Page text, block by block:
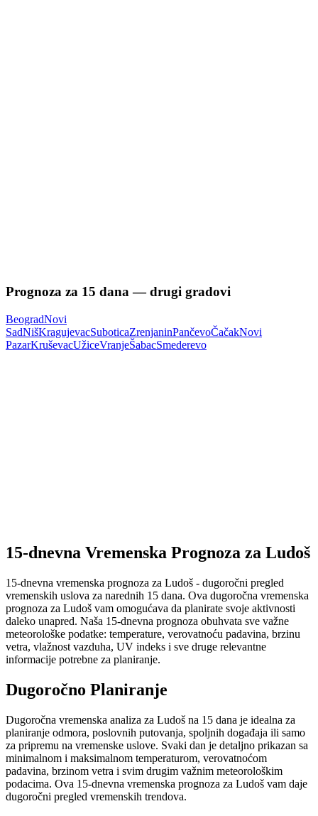
Prognoza za 15 dana — drugi gradovi
BeogradNovi
SadNišKragujevacSuboticaZrenjaninPančevoČačakNovi
PazarKruševacUžiceVranjeŠabacSmederevo
15-dnevna Vremenska Prognoza za Ludoš
15-dnevna vremenska prognoza za Ludoš - dugoročni pregled
vremenskih uslova za narednih 15 dana. Ova dugoročna vremenska
prognoza za Ludoš vam omogućava da planirate svoje aktivnosti
daleko unapred. Naša 15-dnevna prognoza obuhvata sve važne
meteorološke podatke: temperature, verovatnoću padavina, brzinu
vetra, vlažnost vazduha, UV indeks i sve druge relevantne
informacije potrebne za planiranje.
Dugoročno Planiranje
Dugoročna vremenska analiza za Ludoš na 15 dana je idealna za
planiranje odmora, poslovnih putovanja, spoljnih događaja ili samo
za pripremu na vremenske uslove. Svaki dan je detaljno prikazan sa
minimalnom i maksimalnom temperaturom, verovatnoćom
padavina, brzinom vetra i svim drugim važnim meteorološkim
podacima. Ova 15-dnevna vremenska prognoza za Ludoš vam daje
dugoročni pregled vremenskih trendova.